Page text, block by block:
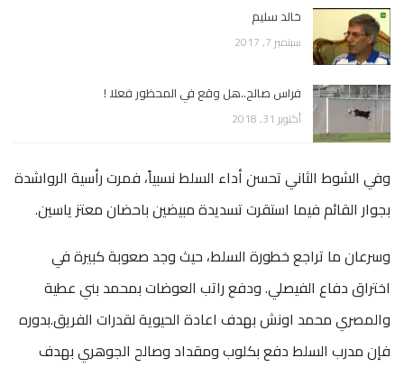
خالد سليم
سبتمبر 7, 2017
فراس صالح..هل وقع في المحظور فعلا !
أكتوبر 31, 2018
وفي الشوط الثاني تحسن أداء السلط نسبياً، فمرت رأسية الرواشدة
بجوار القائم فيما استقرت تسديدة مبيضين باحضان معتز ياسين.
وسرعان ما تراجع خطورة السلط، حيث وجد صعوبة كبيرة في
اختراق دفاع الفيصلي. ودفع راتب العوضات بمحمد بني عطية
والمصري محمد اونش بهدف اعادة الحيوية لقدرات الفريق.بدوره
فإن مدرب السلط دفع بكلوب ومقداد وصالح الجوهري بهدف